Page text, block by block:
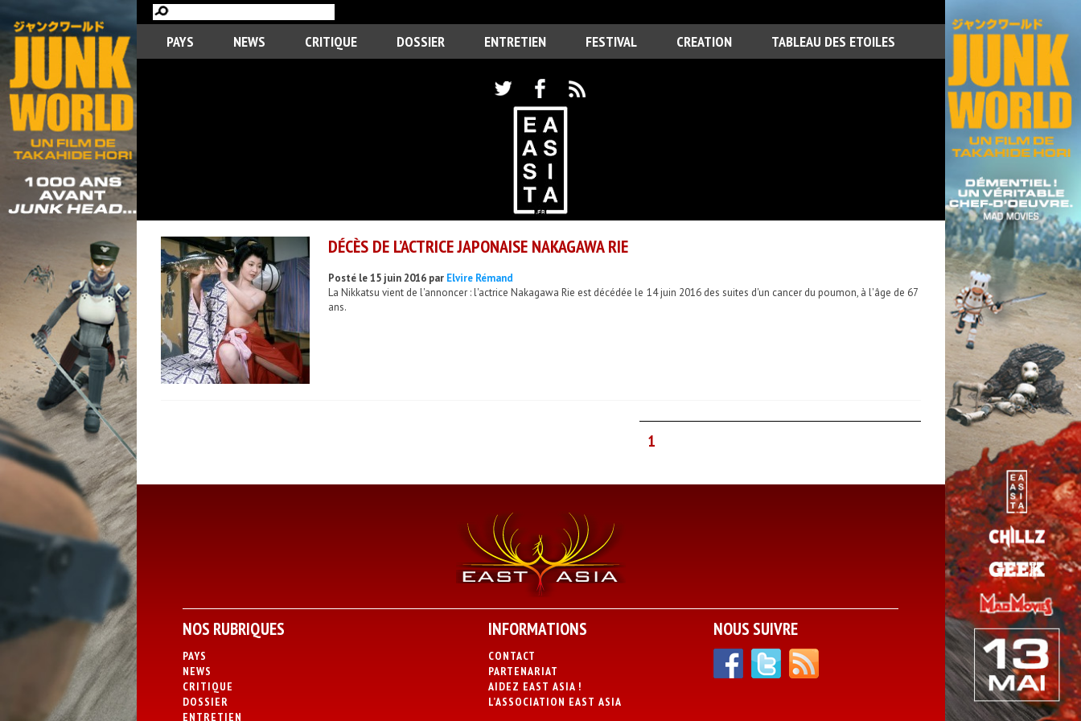
PAYS NEWS CRITIQUE DOSSIER ENTRETIEN FESTIVAL CREATION TABLEAU DES ETOILES
DÉCÈS DE L’ACTRICE JAPONAISE NAKAGAWA RIE
Posté le 15 juin 2016 par Elvire Rémand
La Nikkatsu vient de l'annoncer : l'actrice Nakagawa Rie est décédée le 14 juin 2016 des suites d'un cancer du poumon, à l'âge de 67
ans.
1
NOS RUBRIQUES
PAYS
NEWS
CRITIQUE
DOSSIER
ENTRETIEN
INFORMATIONS
CONTACT
PARTENARIAT
AIDEZ EAST ASIA !
L’ASSOCIATION EAST ASIA
NOUS SUIVRE